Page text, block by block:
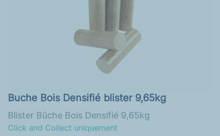
Buche Bois Densifié blister 9,65kg
Blister Bûche Bois Densifié 9,65kg
Click and Collect uniquement